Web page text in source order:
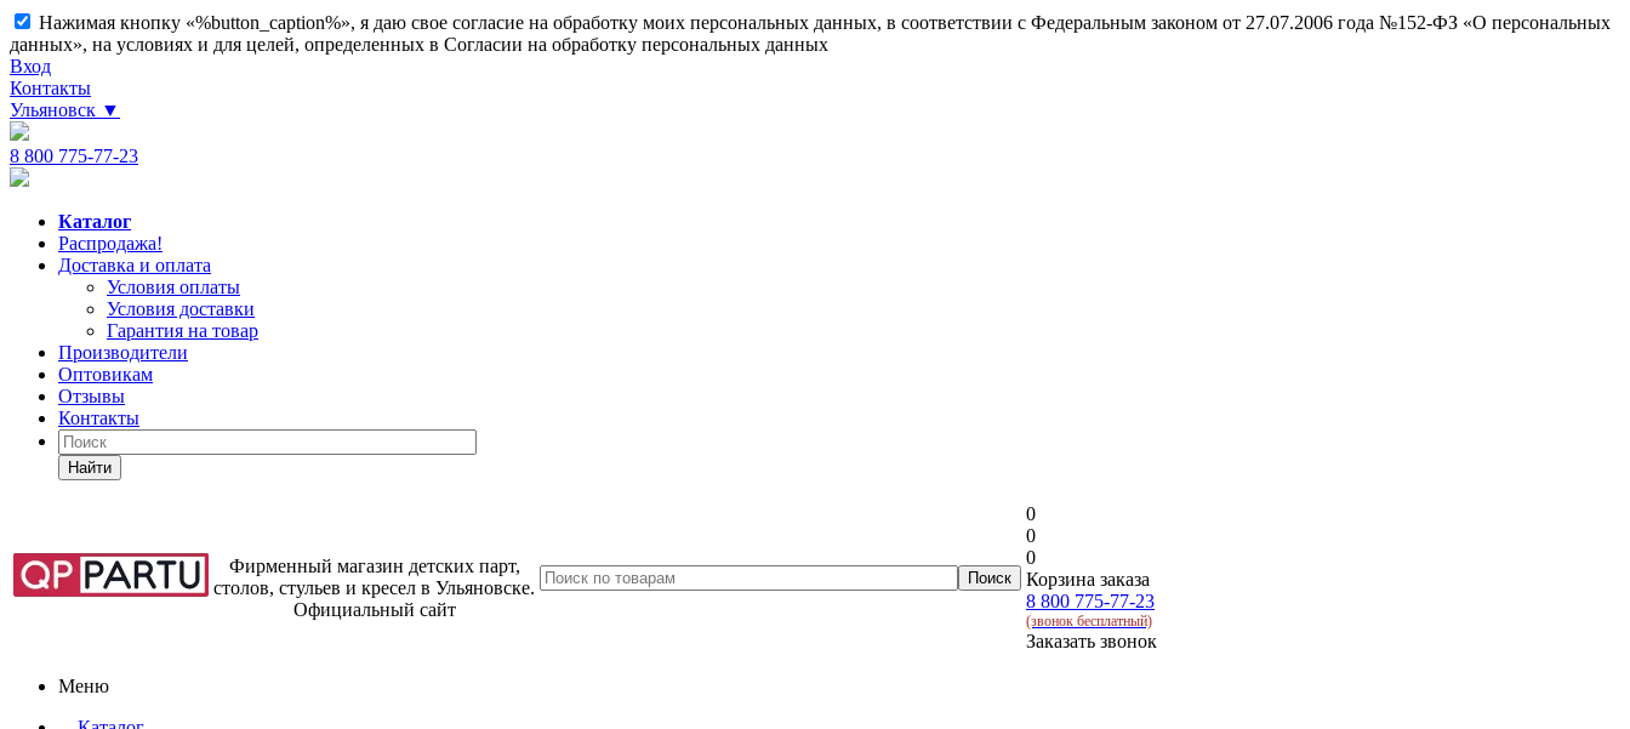
Нажимая кнопку «%button_caption%», я даю свое согласие на обработку моих персональных данных, в соответствии с Федеральным законом от 27.07.2006 года №152-ФЗ «О персональных
данных», на условиях и для целей, определенных в Согласии на обработку персональных данных
Вход
Контакты
Ульяновск ▼
8 800 775-77-23
Каталог
Распродажа!
Доставка и оплата
Условия оплаты
Условия доставки
Гарантия на товар
Производители
Оптовикам
Отзывы
Контакты
Найти
Фирменный магазин детских парт,
столов, стульев и кресел в Ульяновске.
Официальный сайт
0
0
0
Корзина заказа
8 800 775-77-23
(звонок бесплатный)
Заказать звонок
Меню